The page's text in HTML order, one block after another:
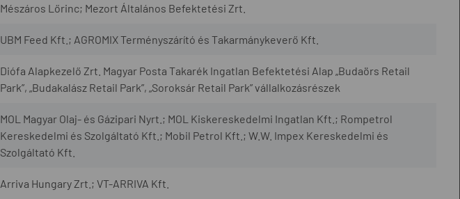
Mészáros Lőrinc; Mezort Általános Befektetési Zrt.
UBM Feed Kft.; AGROMIX Terményszárító és Takarmánykeverő Kft.
Diófa Alapkezelő Zrt. Magyar Posta Takarék Ingatlan Befektetési Alap „Budaörs Retail
Park”, „Budakalász Retail Park”, „Soroksár Retail Park” vállalkozásrészek
MOL Magyar Olaj- és Gázipari Nyrt.; MOL Kiskereskedelmi Ingatlan Kft.; Rompetrol
Kereskedelmi és Szolgáltató Kft.; Mobil Petrol Kft.; W.W. Impex Kereskedelmi és
Szolgáltató Kft.
Arriva Hungary Zrt.; VT-ARRIVA Kft.